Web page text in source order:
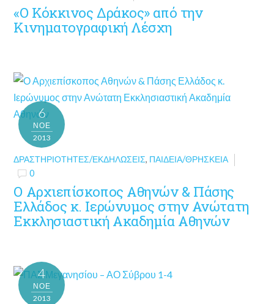
«Ο Κόκκινος Δράκος» από την
Κινηματογραφική Λέσχη
6
ΝΟΈ
2013
ΔΡΑΣΤΗΡΙΌΤΗΤΕΣ/ΕΚΔΗΛΏΣΕΙΣ, ΠΑΙΔΕΊΑ/ΘΡΗΣΚΕΊΑ
0
Ο Αρχιεπίσκοπος Αθηνών & Πάσης
Ελλάδος κ. Ιερώνυμος στην Ανώτατη
Εκκλησιαστική Ακαδημία Αθηνών
4
ΝΟΈ
2013